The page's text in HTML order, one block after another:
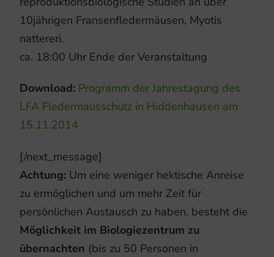
10jährigen Fransenfledermäusen, Myotis
nattereri.
ca. 18:00 Uhr Ende der Veranstaltung
Download: Programm der Jahrestagung des
LFA Fledermausschutz in Hiddenhausen am
15.11.2014
[/next_message]
Achtung:Um eine weniger hektische Anreise
zu ermöglichen und um mehr Zeit für
persönlichen Austausch zu haben, besteht die
Möglichkeit im Biologiezentrum zu
übernachten (bis zu 50 Personen in